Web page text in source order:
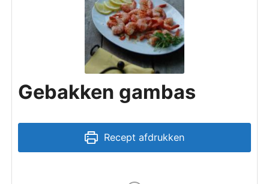
Gebakken gambas
Recept afdrukken